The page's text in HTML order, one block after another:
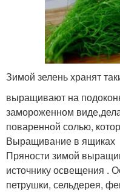
Зимой зелень хранят
выращивают на
замороженном
поваренной солью,
Выращивание в ящиках
Пряности зимой
источнику освещения .
петрушки, сельдерея,